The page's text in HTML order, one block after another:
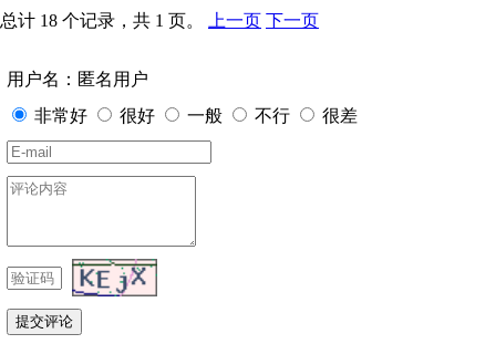
总计 18 个记录，共 1 页。 上一页 下一页
用户名：匿名用户
非常好
很好 一般 不行 很差